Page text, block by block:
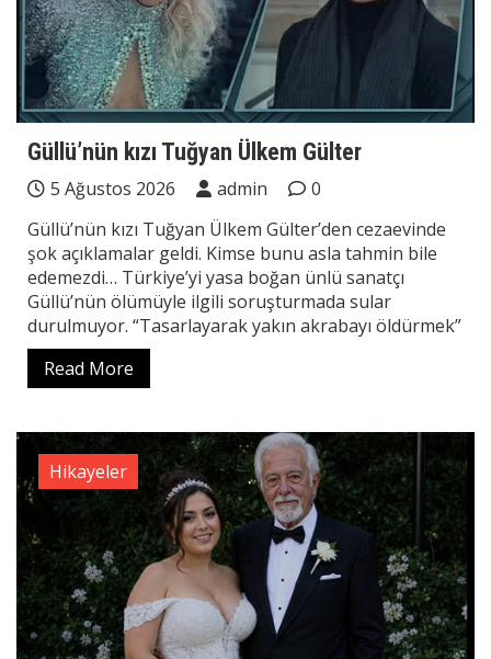
Güllü’nün kızı Tuğyan Ülkem Gülter
5 Ağustos 2026 admin
0
Güllü’nün kızı Tuğyan Ülkem Gülter’den cezaevinde
şok açıklamalar geldi. Kimse bunu asla tahmin bile
edemezdi… Türkiye’yi yasa boğan ünlü sanatçı
Güllü’nün ölümüyle ilgili soruşturmada sular
durulmuyor. “Tasarlayarak yakın akrabayı öldürmek”
Read More
Hikayeler